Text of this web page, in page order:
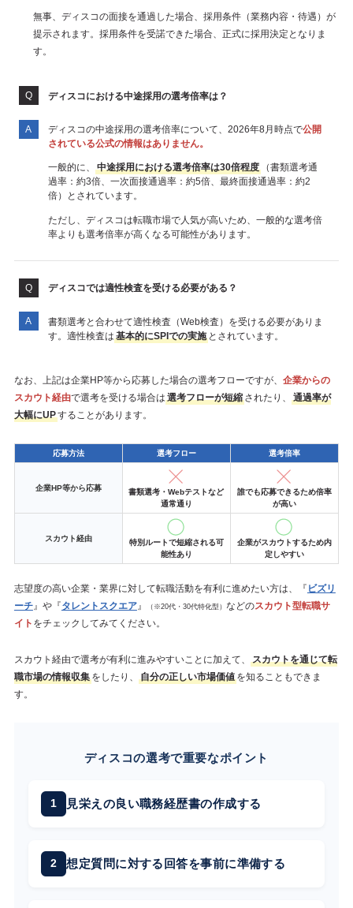
無事、ディスコの面接を通過した場合、採用条件（業務内容・待遇）が
提示されます。採用条件を受諾できた場合、正式に採用決定となりま
す。
ディスコにおける中途採用の選考倍率は？
ディスコの中途採用の選考倍率について、2026年8月時点で公開
されている公式の情報はありません。
一般的に、 中途採用における選考倍率は30倍程度（書類選考通
過率：約3倍、一次面接通過率：約5倍、最終面接通過率：約2
倍）とされています。
ただし、ディスコは転職市場で人気が高いため、一般的な選考倍
率よりも選考倍率が高くなる可能性があります。
ディスコでは適性検査を受ける必要がある？
書類選考と合わせて適性検査（Web検査）を受ける必要がありま
す。適性検査は 基本的にSPIでの実施 とされています。
なお、上記は企業HP等から応募した場合の選考フローですが、 企業からの
スカウト経由で選考を受ける場合は 選考フローが短縮されたり、
通過率が
大幅にUPすることがあります。
応募方法 選考フロー 選考倍率
企業HP等から応募
書類選考・Webテストなど
通常通り
誰でも応募できるため倍率
が高い
スカウト経由
特別ルートで短縮される可
能性あり
企業がスカウトするため内
定しやすい
志望度の高い企業・業界に対して転職活動を有利に進めたい方は、『 ビズリ
ーチ』や『タレントスクエア』 （※20代・30代特化型） などのスカウト型転職サ
イト をチェックしてみてください。
スカウト経由で選考が有利に進みやすいことに加えて、
スカウトを通じて転
職市場の情報収集をしたり、 自分の正しい市場価値を知ることもできま
す。
ディスコの選考で重要なポイント
見栄えの良い職務経歴書の作成する
想定質問に対する回答を事前に準備する